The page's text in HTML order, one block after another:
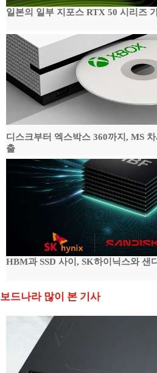
일본의 일부 지포스 RTX 50 시리즈
디스크부터 엑스박스 360까지, MS
출
HBM과 SSD 사이, SK하이닉스와 샌
보드나라 많이 본 기사